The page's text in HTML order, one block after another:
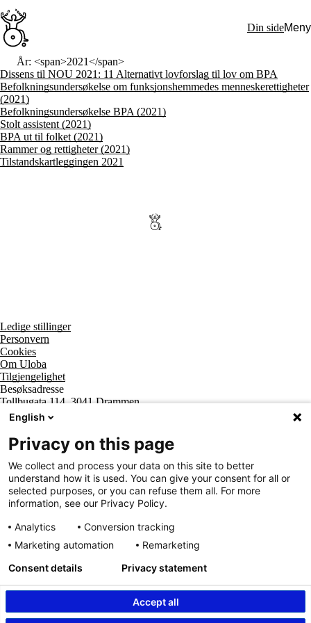
til
hovedinnhold
Din sideMeny
Søk:
Hva vi gjør
BPA – Borgerstyrt personlig assistanse
BPA og kommunen
Beslutningsstøtteråd
Funksjonsassistanse
Stolte, sterke og synlige historier
Ti gode grunner til å velge Uloba
Engasjer deg
Om Uloba
Kontakt Uloba
Supportsenter
År: <span>2021</span>
Dissens til NOU 2021: 11 Alternativt lovforslag til lov om BPA
Befolkningsundersøkelse om funksjonshemmedes menneskerettigheter
(2021)
Befolkningsundersøkelse BPA (2021)
Stolt assistent (2021)
BPA ut til folket (2021)
Rammer og rettigheter (2021)
Tilstandskartleggingen 2021
Ledige stillinger
Personvern
Cookies
Om Uloba
Tilgjengelighet
Besøksadresse
Tollbugata 114, 3041 Drammen
Postadresse
Postboks 2474 Strømsø, 3003 Drammen
Supportsenter tlf
800 20 202
Sentralbord tlf
32 20 59 10
Organisasjonsnummer
963 890 095
Innhold beskyttet av © Uloba – Independent Living Norge SA 2026
English
Privacy on this page
We collect and process your data on this site to better
understand how it is used. You can give your consent for all or
selected purposes, or you can refuse them all. For more
information, see our Privacy Policy.
Analytics
Conversion tracking
Marketing automation
Remarketing
Accept all
Consent details Privacy statement